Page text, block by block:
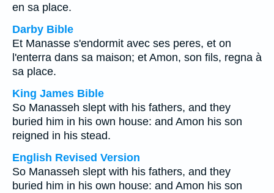
en sa place.
Darby Bible
Et Manasse s'endormit avec ses peres, et on
l'enterra dans sa maison; et Amon, son fils, regna à
sa place.
King James Bible
So Manasseh slept with his fathers, and they
buried him in his own house: and Amon his son
reigned in his stead.
English Revised Version
So Manasseh slept with his fathers, and they
buried him in his own house: and Amon his son